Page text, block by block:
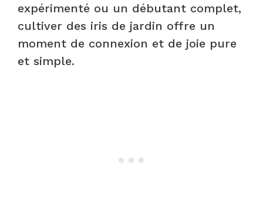
expérimenté ou un débutant complet,
cultiver des iris de jardin offre un
moment de connexion et de joie pure
et simple.